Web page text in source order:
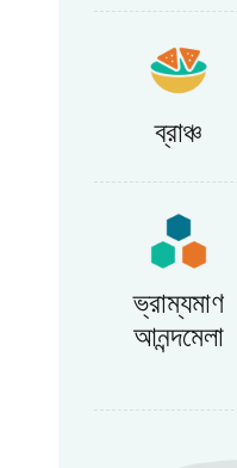
ব্রাঞ্চ
ভ্রাম্যমাণ
আনন্দমেলা